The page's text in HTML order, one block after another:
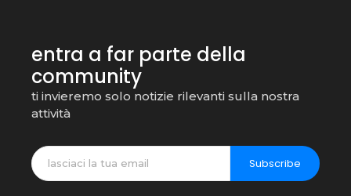
entra a far parte della
community
ti invieremo solo notizie rilevanti sulla nostra
attività
Subscribe